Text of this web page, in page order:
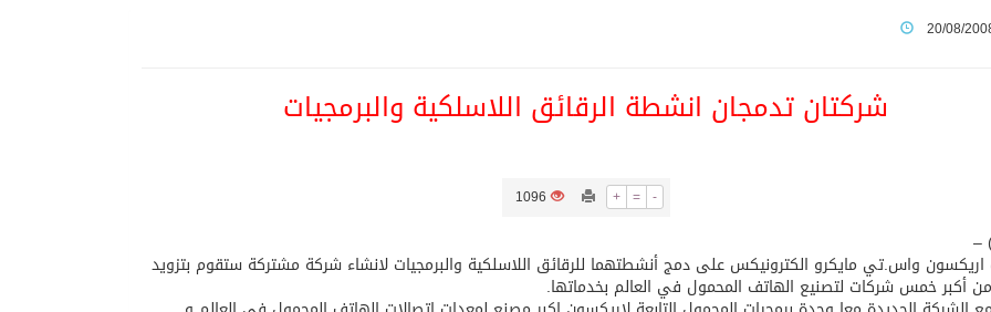
بصورة أكثر إيجابية من الولايات المتحدة
ضمن قائمة التراث العالمي
الحرمين الشريفين توثق أسماء الخلفاء الراشدين وتعود إلى القرن الثالث عشر الهجري
20/08/
شركتان تدمجان انشطة الرقائق اللاسلكية والبرمجيات
+ = -
1096
–
اريكسون واس.تي مايكرو الكترونيكس على دمج أنشطتهما للرقائق اللاسلكية والبرمجيات لانشاء شركة مشتركة ستقوم بتزويد
من أكبر خمس شركات لتصنيع الهاتف المحمول في العالم بخدماتها.